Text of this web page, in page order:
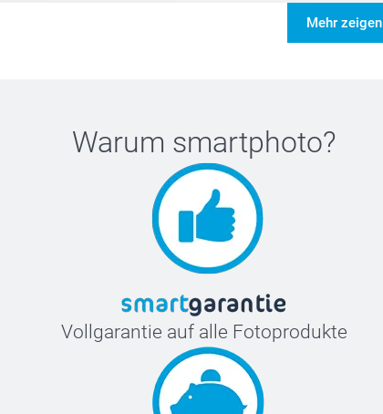
Mehr zeigen
Warum smartphoto?
Vollgarantie auf alle Fotoprodukte